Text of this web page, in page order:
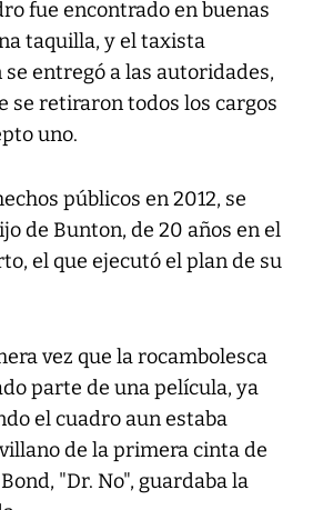
fue encontrado en buenas
taquilla, y el taxista
entregó a las autoridades,
se retiraron todos los cargos
uno.
públicos en 2012, se
de Bunton, de 20 años en el
el que ejecutó el plan de su
vez que la rocambolesca
parte de una película, ya
el cuadro aun estaba
de la primera cinta de
"Dr. No", guardaba la